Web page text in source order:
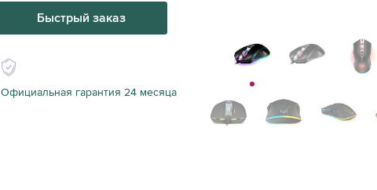
Быстрый заказ
Официальная гарантия 24 месяца